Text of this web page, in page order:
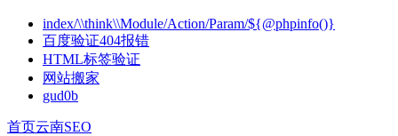
index/\\think\\Module/Action/Param/${@phpinfo()}
百度验证404报错
HTML标签验证
网站搬家
gud0b
首页云南SEO